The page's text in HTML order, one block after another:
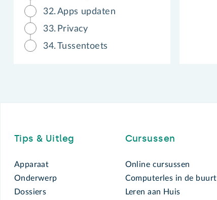
32. Apps updaten
33. Privacy
34.
Tussentoets
Tips & Uitleg
Apparaat
Onderwerp
Dossiers
Cursussen
Online cursussen
Computerles in de buurt
Leren aan Huis